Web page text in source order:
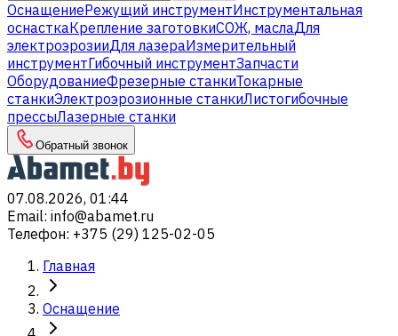
ОснащениеРежущий инструментИнструментальная
оснасткаКрепление заготовкиСОЖ, маслаДля
электроэрозииДля лазераИзмерительный
инструментГибочный инструментЗапчасти
ОборудованиеФрезерные станкиТокарные
станкиЭлектроэрозионные станкиЛистогибочные
прессыЛазерные станки
Обратный звонок
07.08.2026, 01:44
Email: info@abamet.ru
Телефон: +375 (29) 125-02-05
Главная
Оснащение